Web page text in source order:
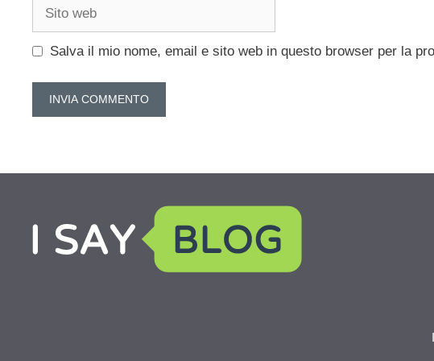
Salva il mio nome, email e sito web in questo browser per la